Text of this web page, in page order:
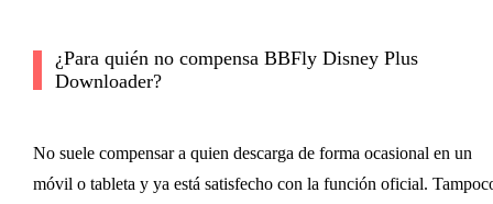
¿Para quién no compensa BBFly Disney Plus
Downloader?
No suele compensar a quien descarga de forma ocasional en un
móvil o tableta y ya está satisfecho con la función oficial.